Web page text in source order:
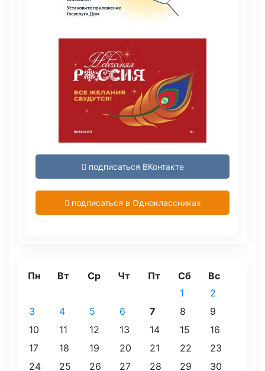
подписаться ВКонтакте
подписаться в Одноклассниках
Пн Вт Ср Чт Пт Сб
Вс
1
2
3
4 5 6 7 8
9
10
11 12 13 14 15
16
17
18 19 20 21 22
23
24
25 26 27 28 29 30